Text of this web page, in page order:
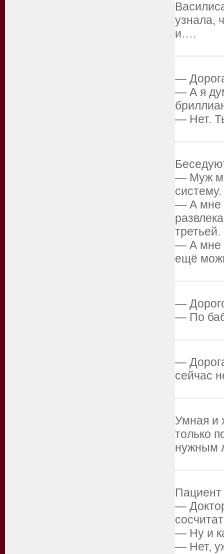
узнала,
и….
—
— А я
— Нет.
— Муж
— А мне
третьей.
— А мне
ещё
—
— По
—
сейчас
Умная и
только
нужным
—
— Ну и
— Нет,